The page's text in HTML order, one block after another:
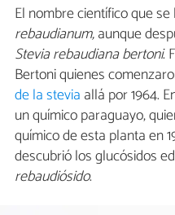
El nombre científico que
rebaudianum,aunque
Stevia rebaudiana bertoni.
Bertoni quienes
de la stevia allá por 1964.
un químico paraguayo,
químico de esta planta en
descubrió los glucósidos
rebaudiósido.